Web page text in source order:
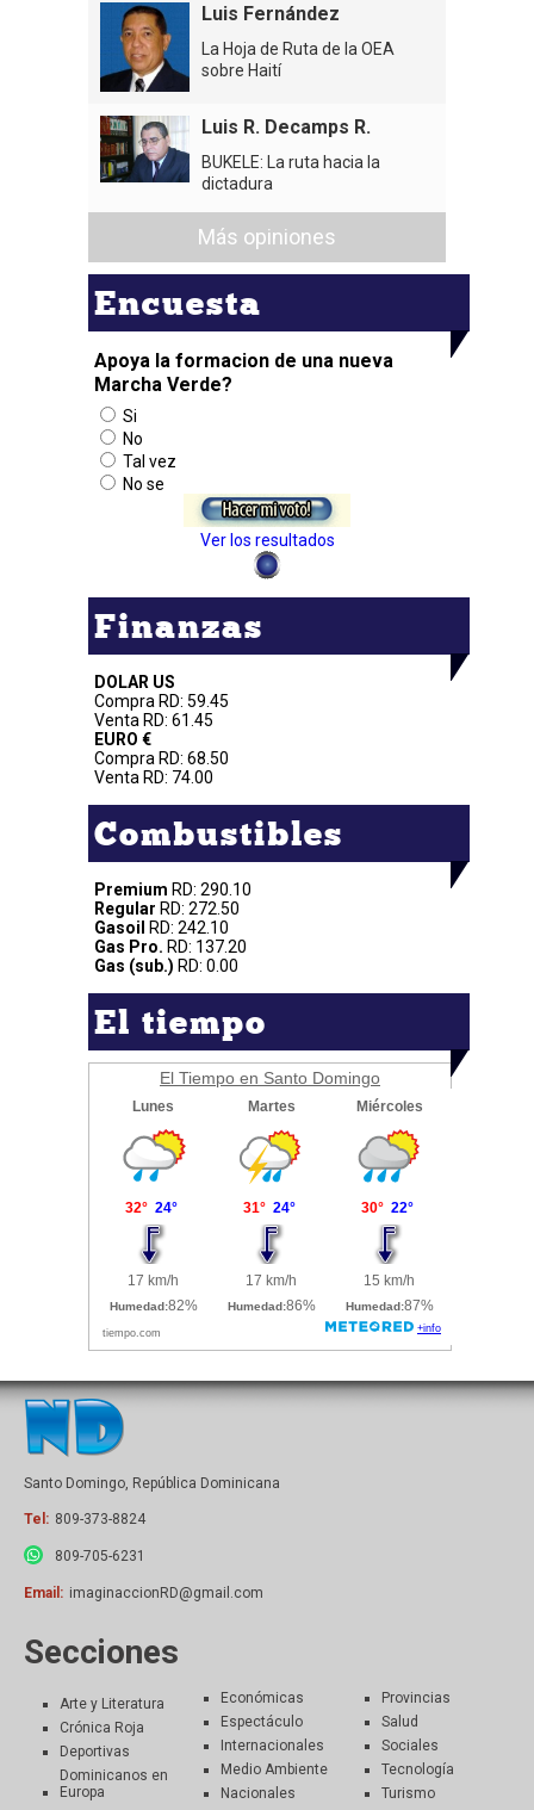
Luis Fernández
La Hoja de Ruta de la OEA
sobre Haití
Luis R. Decamps R.
BUKELE: La ruta hacia la
dictadura
Más opiniones
Encuesta
Apoya la formacion de una nueva
Marcha Verde?
Si
No
Tal vez
No se
Ver los resultados
Finanzas
DOLAR US
Compra RD: 59.45
Venta RD: 61.45
EURO €
Compra RD: 68.50
Venta RD: 74.00
Combustibles
Premium RD: 290.10
Regular RD: 272.50
Gasoil
RD: 242.10
Gas Pro. RD: 137.20
Gas (sub.) RD: 0.00
El tiempo
El Tiempo en Santo Domingo
Santo Domingo, República Dominicana
Tel: 809-373-8824
809-705-6231
Email: imaginaccionRD@gmail.com
Secciones
Arte y Literatura
Crónica Roja
Deportivas
Dominicanos en
Europa
Económicas
Espectáculo
Internacionales
Medio Ambiente
Nacionales
Provincias
Salud
Sociales
Tecnología
Turismo